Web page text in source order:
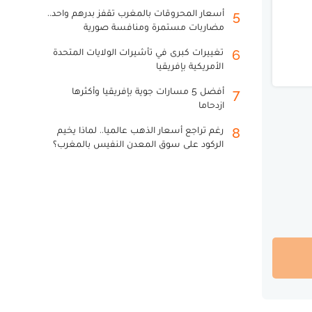
5
أسعار المحروقات بالمغرب تقفز بدرهم واحد..
مضاربات مستمرة ومنافسة صورية
6
تغييرات كبرى في تأشيرات الولايات المتحدة
الأمريكية بإفريقيا
7
أفضل 5 مسارات جوية بإفريقيا وأكثرها
ازدحاما
8
رغم تراجع أسعار الذهب عالميا.. لماذا يخيم
الركود على سوق المعدن النفيس بالمغرب؟